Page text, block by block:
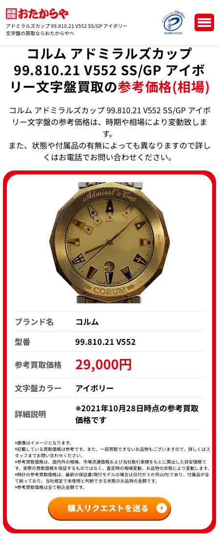
アドミラルズカップ 99.810.21 V552 SS/GP アイボリー
文字盤の買取ならおたからやへ
コルム アドミラルズカップ
99.810.21 V552 SS/GP アイボ
リー文字盤買取の参考価格(相場)
コルム アドミラルズカップ 99.810.21 V552 SS/GP アイボ
リー文字盤の参考価格は、時期や相場により変動致しま
す。
また、状態や付属品の有無によっても異なりますので詳し
くはお電話でお問い合わせください。
ブランド名
コルム
型番
99.810.21 V552
参考買取価格
29,000円
文字盤カラー アイボリー
詳細説明
※2021年10月28日時点の参考買取
価格です
※画像はイメージとなります。
※記載している買取価格は参考です。また、一部買取できないお品物もございますので、詳しくはス
タッフまでお問い合わせください。
※参考買取価格は、国内外の相場、市場流通価格および当社取引実績をもとに算出した目安価格で
す。実際の買取価格を保証するものではなく、査定時の相場変動、お品物の状態により変動します。
※時計の参考買取価格は、最新の保証書(現行モデルの場合は日付が３か月以内)であり、付属品が全
て揃っており、当社規定で未使用と判断できる状態のお品物の金額です。
※参考買取価格は全て税込金額です。